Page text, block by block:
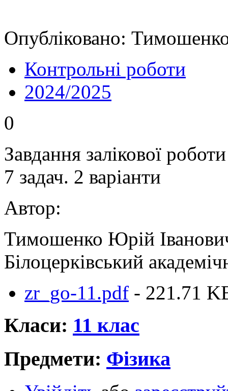
Опубліковано:
Контрольні роботи
2024/2025
0
Завдання залікової
7 задач. 2 варіанти
Автор:
Тимошенко Юрій
Білоцерківський
zr_go-11.pdf - 221.71
Класи: 11 клас
Предмети: Фізика